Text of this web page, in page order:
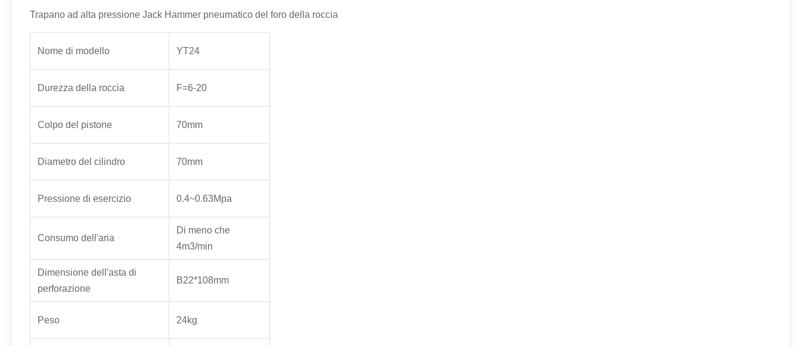
Trapano ad alta pressione Jack Hammer pneumatico del foro della roccia
Nome di modello YT24
Durezza della roccia F=6-20
Colpo del pistone 70mm
Diametro del cilindro 70mm
Pressione di esercizio 0.4~0.63Mpa
Consumo dell'aria
Di meno che
4m3/min
Dimensione dell'asta di
perforazione
B22*108mm
Peso 24kg